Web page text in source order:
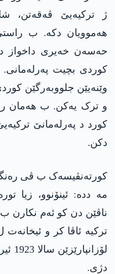
ژ ترکیەیێ ڤەقەتن،
ھەموویان دکە. ب
حەسەن خەیری داخواز
کوردی بچیت
وێنەیێن جلووبەرگێن
و ترک یەکن. ب هەمان
کورد د پەرلەمانێ
دکن.
کورتەنڤیسەک ب ڤی
مە ددە: ئینۆنوو، زیا
ناڤێن دن کو ئەم نکارن
ترکیە ئاڤا کر و
دژی.